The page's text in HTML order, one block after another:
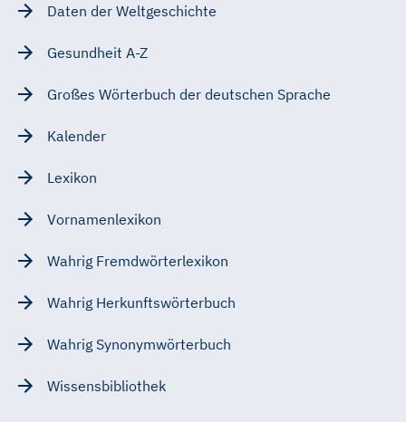
Daten der Weltgeschichte
Gesundheit A-Z
Großes Wörterbuch der deutschen Sprache
Kalender
Lexikon
Vornamenlexikon
Wahrig Fremdwörterlexikon
Wahrig Herkunftswörterbuch
Wahrig Synonymwörterbuch
Wissensbibliothek